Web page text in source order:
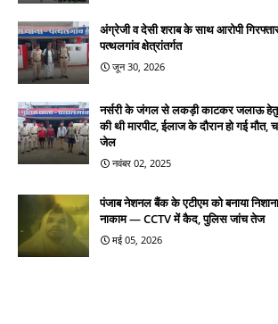
अंग्रेजी व देसी शराब के साथ आरोपी
पत्थलगांव क्षेत्रांतर्गत
जून 30, 2026
नर्सरी के जंगल से लकड़ी काटकर जलाऊ
की थी मारपीट, ईलाज के दौरान हो गई मौत,
जेल
नवंबर 02, 2025
पंजाब नेशनल बैंक के एटीएम को बनाया
नाकाम — CCTV में कैद, पुलिस जांच तेज
मई 05, 2026